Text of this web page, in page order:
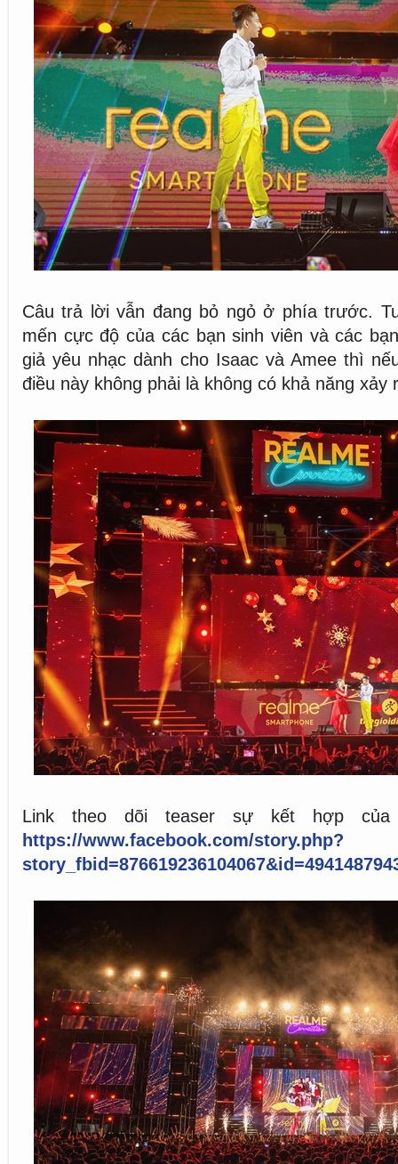
Câu trả lời vẫn đang bỏ ngỏ ở phía trước.
mến cực độ của các bạn sinh viên và các
giả yêu nhạc dành cho Isaac và Amee thì
điều này không phải là không có khả năng xảy
Link theo dõi teaser sự kết hợp của
https://www.facebook.com/story.php?